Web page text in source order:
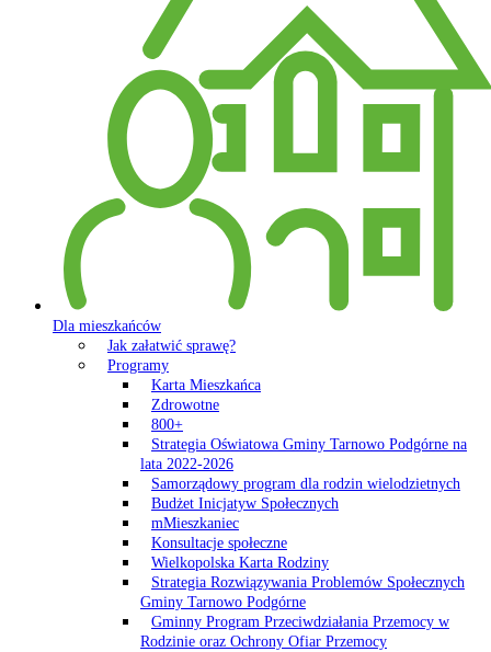
Dla mieszkańców
Jak załatwić sprawę?
Programy
Karta Mieszkańca
Zdrowotne
800+
Strategia Oświatowa Gminy Tarnowo Podgórne na
lata 2022-2026
Samorządowy program dla rodzin wielodzietnych
Budżet Inicjatyw Społecznych
mMieszkaniec
Konsultacje społeczne
Wielkopolska Karta Rodziny
Strategia Rozwiązywania Problemów Społecznych
Gminy Tarnowo Podgórne
Gminny Program Przeciwdziałania Przemocy w
Rodzinie oraz Ochrony Ofiar Przemocy